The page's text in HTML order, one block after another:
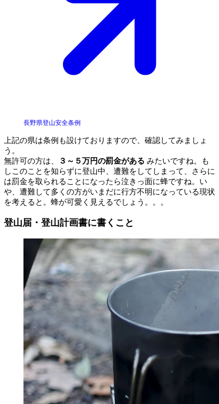
長野県登山安全条例
上記の県は条例も設けておりますので、確認してみましょ
う。
無許可の方は、
３～５万円の罰金がある みたいですね。も
しこのことを知らずに登山中、遭難をしてしまって、さらに
は罰金を取られることになったら泣きっ面に蜂ですね。い
や、遭難して多くの方がいまだに行方不明になっている現状
を考えると。蜂が可愛く見えるでしょう。。。
登山届・登山計画書に書くこと